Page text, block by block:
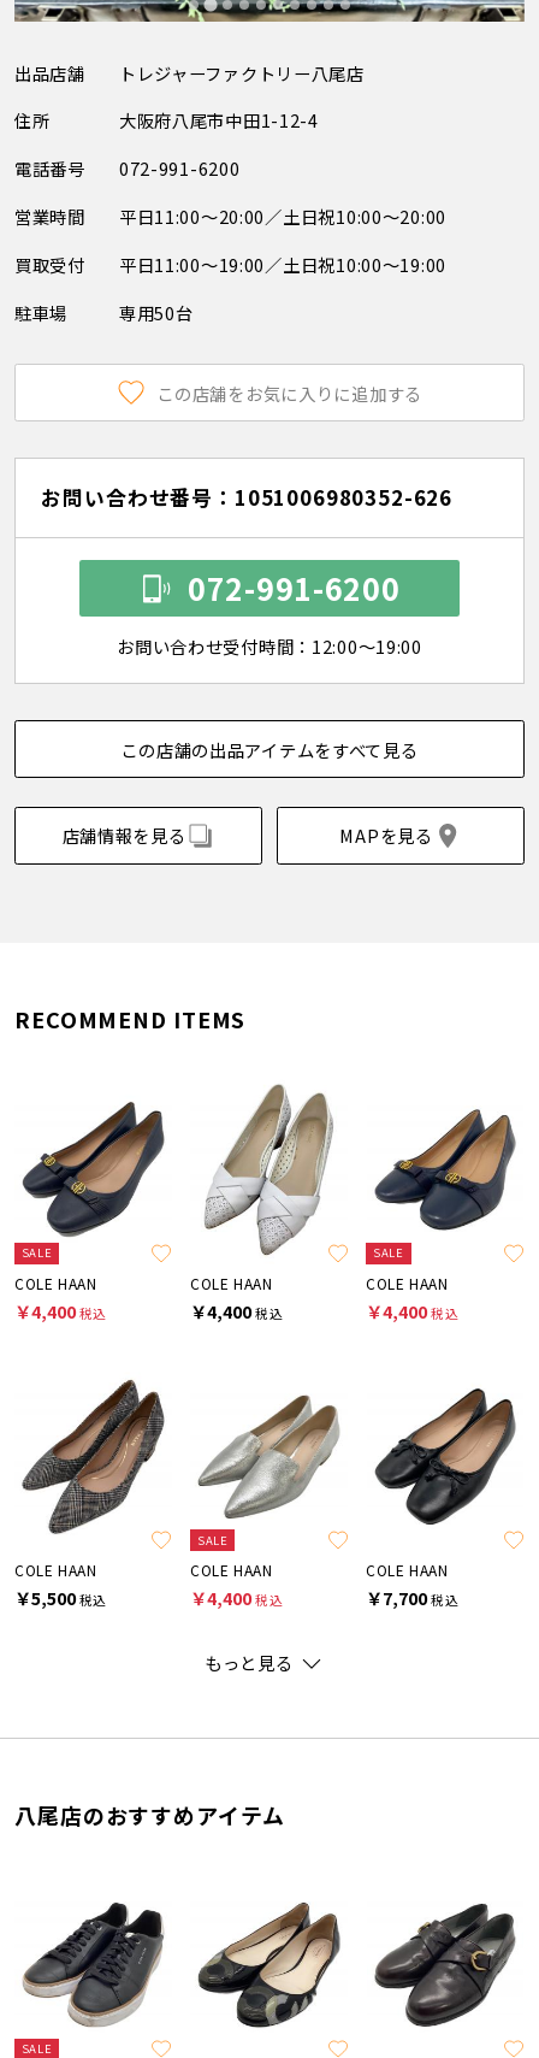
出品店舗
トレジャーファクトリー八尾店
住所
大阪府八尾市中田1-12-4
電話番号
072-991-6200
営業時間
平日11:00～20:00／土日祝10:00～20:00
買取受付
平日11:00～19:00／土日祝10:00～19:00
駐車場
専用50台
この店舗をお気に入りに追加する
お問い合わせ番号：1051006980352-626
072-991-6200
お問い合わせ受付時間：12:00～19:00
この店舗の出品アイテムをすべて見る
店舗情報を見る MAPを見る
RECOMMEND ITEMS
SALE
COLE HAAN
￥4,400税込
COLE HAAN
￥4,400税込
SALE
COLE HAAN
￥4,400税込
COLE HAAN
￥5,500税込
SALE
COLE HAAN
￥4,400税込
COLE HAAN
￥7,700税込
もっと見る
八尾店のおすすめアイテム
SALE